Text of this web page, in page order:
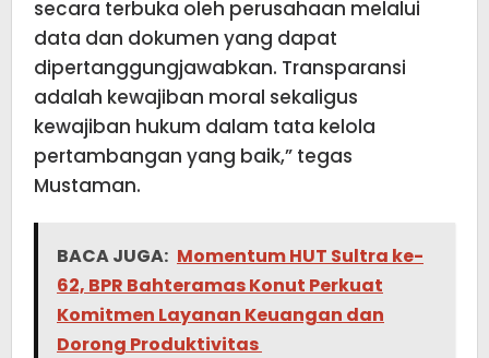
secara terbuka oleh perusahaan melalui
data dan dokumen yang dapat
dipertanggungjawabkan. Transparansi
adalah kewajiban moral sekaligus
kewajiban hukum dalam tata kelola
pertambangan yang baik,” tegas
Mustaman.
BACA JUGA: Momentum HUT Sultra ke-
62, BPR Bahteramas Konut Perkuat
Komitmen Layanan Keuangan dan
Dorong Produktivitas